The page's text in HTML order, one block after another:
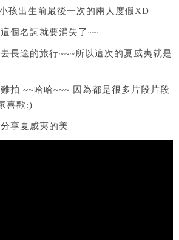
孩出生前最後一次的兩人度假XD
個名詞就要消失了~~
長途的旅行~~~所以這次的夏威夷就是
拍 ~~哈哈~~~ 因為都是很多片段片段
喜歡:)
享夏威夷的美